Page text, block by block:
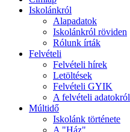
Iskolánkról
Alapadatok
Iskolánkról röviden
Rólunk írták
Felvételi
Felvételi hírek
Letöltések
Felvételi GYIK
A felvételi adatokról
Múltidő
Iskolánk története
A "Ház"